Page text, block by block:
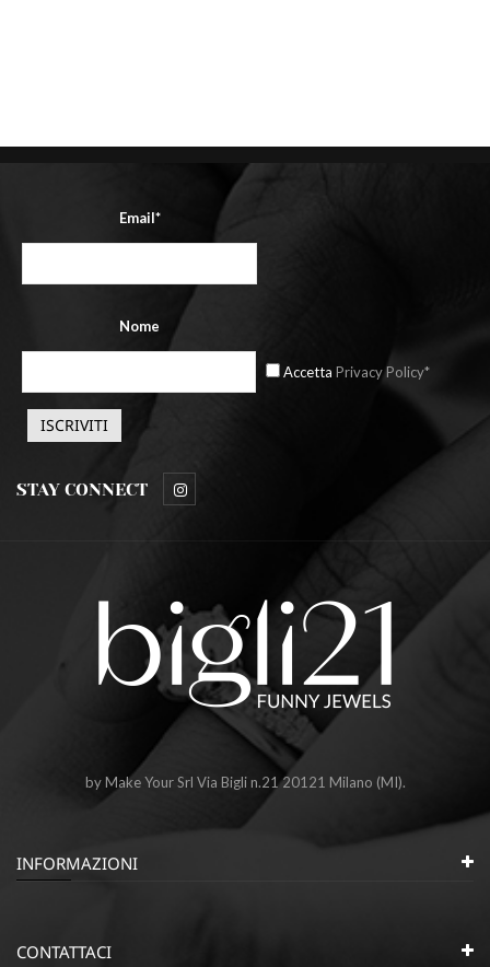
Email*
Nome
Accetta Privacy Policy*
STAY CONNECT
by Make Your Srl Via Bigli n.21 20121 Milano (MI).
INFORMAZIONI
CONTATTACI